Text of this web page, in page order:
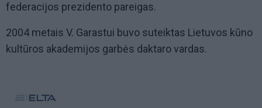
federacijos prezidento pareigas.
2004 metais V. Garastui buvo suteiktas Lietuvos kūno
kultūros akademijos garbės daktaro vardas.